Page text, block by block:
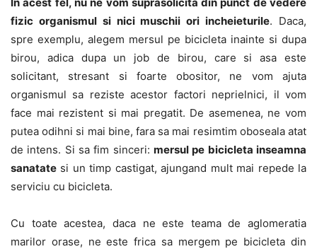
fizic organismul si nici muschii ori incheieturile. Daca,
spre exemplu, alegem mersul pe bicicleta inainte si dupa
birou, adica dupa un job de birou, care si asa este
solicitant, stresant si foarte obositor, ne vom ajuta
organismul sa reziste acestor factori neprielnici, il vom
face mai rezistent si mai pregatit. De asemenea, ne vom
putea odihni si mai bine, fara sa mai resimtim oboseala atat
de intens. Si sa fim sinceri: mersul pe bicicleta inseamna
sanatate si un timp castigat, ajungand mult mai repede la
serviciu cu bicicleta.
Cu toate acestea, daca ne este teama de aglomeratia
marilor orase, ne este frica sa mergem pe bicicleta din